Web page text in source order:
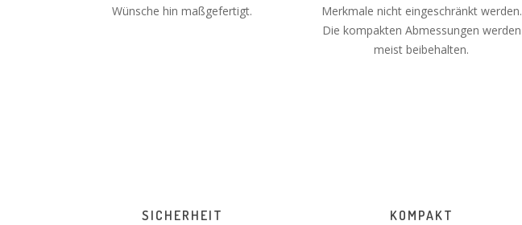
Wünsche hin maßgefertigt.
Merkmale nicht eingeschränkt werden.
Die kompakten Abmessungen werden
meist beibehalten.
SICHERHEIT KOMPAKT